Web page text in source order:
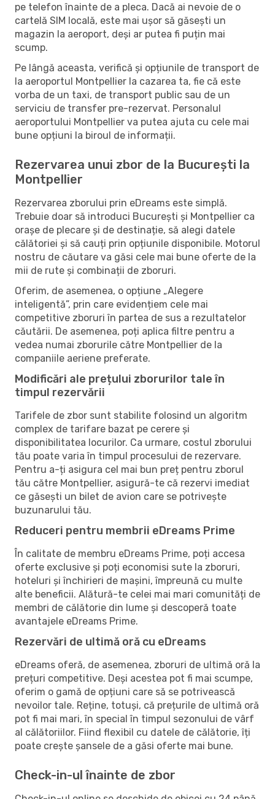
pe telefon înainte de a pleca. Dacă ai nevoie de o
cartelă SIM locală, este mai ușor să găsești un
magazin la aeroport, deși ar putea fi puțin mai
scump.
Pe lângă aceasta, verifică și opțiunile de transport de
la aeroportul Montpellier la cazarea ta, fie că este
vorba de un taxi, de transport public sau de un
serviciu de transfer pre-rezervat. Personalul
aeroportului Montpellier va putea ajuta cu cele mai
bune opțiuni la biroul de informații.
Rezervarea unui zbor de la București la
Montpellier
Rezervarea zborului prin eDreams este simplă.
Trebuie doar să introduci București și Montpellier ca
orașe de plecare și de destinație, să alegi datele
călătoriei și să cauți prin opțiunile disponibile. Motorul
nostru de căutare va găsi cele mai bune oferte de la
mii de rute și combinații de zboruri.
Oferim, de asemenea, o opțiune „Alegere
inteligentă”, prin care evidențiem cele mai
competitive zboruri în partea de sus a rezultatelor
căutării. De asemenea, poți aplica filtre pentru a
vedea numai zborurile către Montpellier de la
companiile aeriene preferate.
Modificări ale prețului zborurilor tale în
timpul rezervării
Tarifele de zbor sunt stabilite folosind un algoritm
complex de tarifare bazat pe cerere și
disponibilitatea locurilor. Ca urmare, costul zborului
tău poate varia în timpul procesului de rezervare.
Pentru a-ți asigura cel mai bun preț pentru zborul
tău către Montpellier, asigură-te că rezervi imediat
ce găsești un bilet de avion care se potrivește
buzunarului tău.
Reduceri pentru membrii eDreams Prime
În calitate de membru eDreams Prime, poți accesa
oferte exclusive și poți economisi sute la zboruri,
hoteluri și închirieri de mașini, împreună cu multe
alte beneficii. Alătură-te celei mai mari comunități de
membri de călătorie din lume și descoperă toate
avantajele eDreams Prime.
Rezervări de ultimă oră cu eDreams
eDreams oferă, de asemenea, zboruri de ultimă oră la
prețuri competitive. Deși acestea pot fi mai scumpe,
oferim o gamă de opțiuni care să se potrivească
nevoilor tale. Reține, totuși, că prețurile de ultimă oră
pot fi mai mari, în special în timpul sezonului de vârf
al călătoriilor. Fiind flexibil cu datele de călătorie, îți
poate crește șansele de a găsi oferte mai bune.
Check-in-ul înainte de zbor